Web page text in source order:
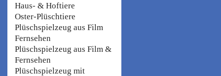
Haus- & Hoftiere
Oster-Plüschtiere
Plüschspielzeug aus Film
Fernsehen
Plüschspielzeug aus Film &
Fernsehen
Plüschspielzeug mit